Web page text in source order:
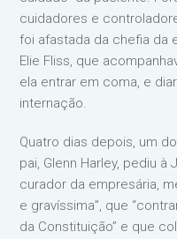
cuidadores e
foi afastada da chefia da
Elie Fliss, que
ela entrar em coma, e
internação.
Quatro dias depois, um
pai, Glenn Harley, pediu
curador da empresária,
e gravíssima”, que
da Constituição” e que